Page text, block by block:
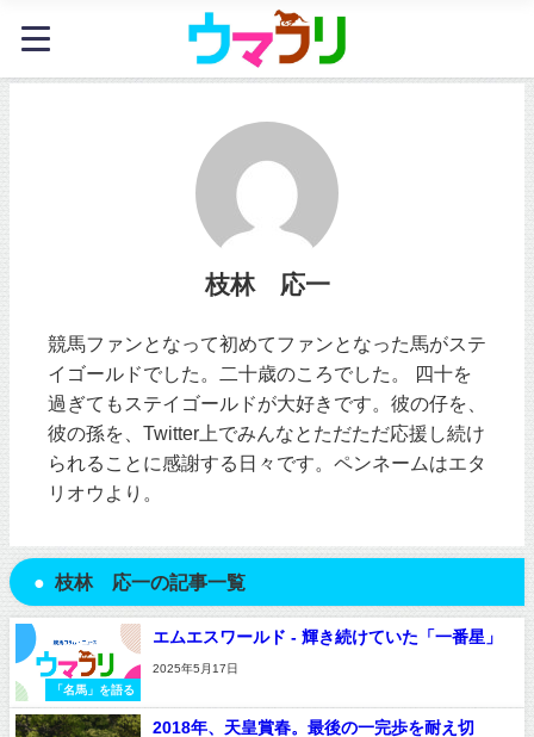
枝林 応一
競馬ファンとなって初めてファンとなった馬がステ
イゴールドでした。二十歳のころでした。 四十を
過ぎてもステイゴールドが大好きです。彼の仔を、
彼の孫を、Twitter上でみんなとただただ応援し続け
られることに感謝する日々です。ペンネームはエタ
リオウより。
枝林 応一の記事一覧
「名馬」を語る
エムエスワールド - 輝き続けていた「一番星」
2025年5月17日
2018年、天皇賞春。最後の一完歩を耐え切